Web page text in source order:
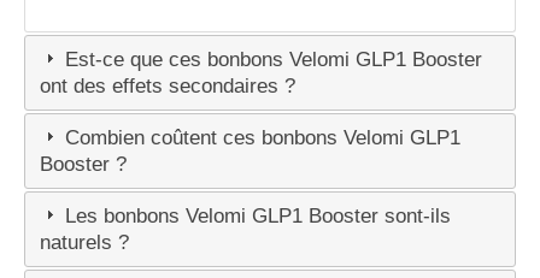
Est-ce que ces bonbons Velomi GLP1 Booster
ont des effets secondaires ?
Combien coûtent ces bonbons Velomi GLP1
Booster ?
Les bonbons Velomi GLP1 Booster sont-ils
naturels ?